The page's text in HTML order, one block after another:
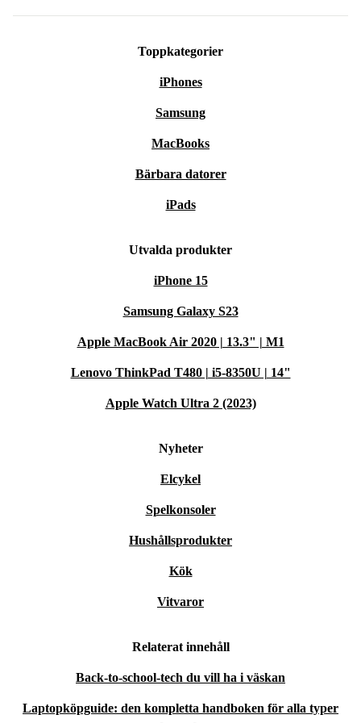
Toppkategorier
iPhones
Samsung
MacBooks
Bärbara datorer
iPads
Utvalda produkter
iPhone 15
Samsung Galaxy S23
Apple MacBook Air 2020 | 13.3" | M1
Lenovo ThinkPad T480 | i5-8350U | 14"
Apple Watch Ultra 2 (2023)
Nyheter
Elcykel
Spelkonsoler
Hushållsprodukter
Kök
Vitvaror
Relaterat innehåll
Back-to-school-tech du vill ha i väskan
Laptopköpguide: den kompletta handboken för alla typer